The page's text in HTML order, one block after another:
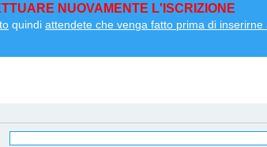
NUOVAMENTE L'ISCRIZIONE
quindi attendete che venga fatto prima di inserirne